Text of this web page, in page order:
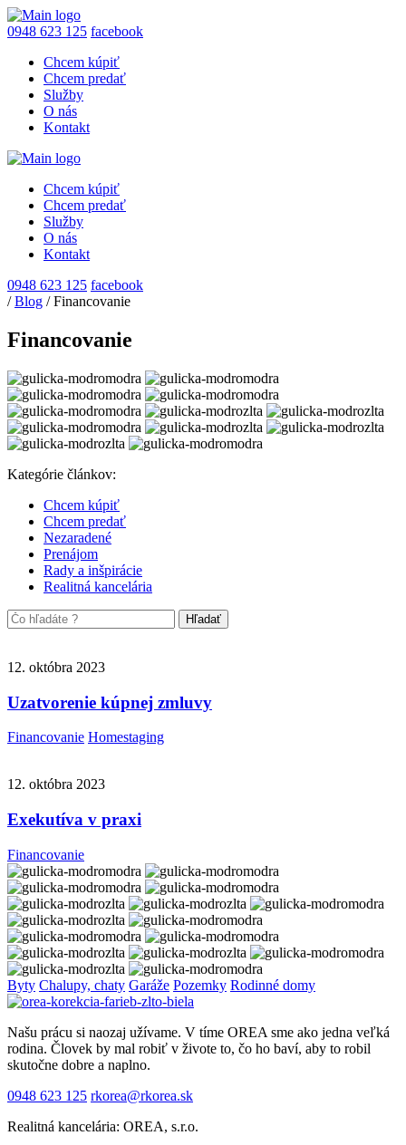
0948 623 125 facebook
Chcem kúpiť
Chcem predať
Služby
O nás
Kontakt
Chcem kúpiť
Chcem predať
Služby
O nás
Kontakt
0948 623 125 facebook
/Blog /Financovanie
Financovanie
Kategórie článkov:
Chcem kúpiť
Chcem predať
Nezaradené
Prenájom
Rady a inšpirácie
Realitná kancelária
12. októbra 2023
Uzatvorenie kúpnej zmluvy
Financovanie Homestaging
12. októbra 2023
Exekutíva v praxi
Financovanie
Byty Chalupy, chaty Garáže Pozemky Rodinné domy
Našu prácu si naozaj užívame. V tíme OREA sme ako jedna veľká
rodina. Človek by mal robiť v živote to, čo ho baví, aby to robil
skutočne dobre a naplno.
0948 623 125 rkorea@rkorea.sk
Realitná kancelária: OREA, s.r.o.